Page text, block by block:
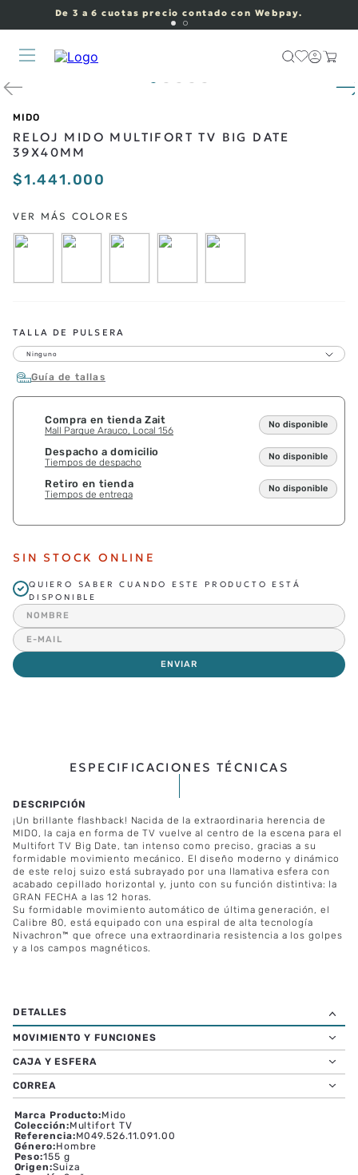
De 3 a 6 cuotas precio contado con Webpay.
MIDO
RELOJ MIDO MULTIFORT TV BIG DATE
39X40MM
$1.441.000
TALLA DE PULSERA
Ninguno
Guía de tallas
Compra en tienda Zait
Mall Parque Arauco, Local 156
No disponible
Despacho a domicilio
Tiempos de despacho
No disponible
Retiro en tienda
Tiempos de entrega
No disponible
SIN STOCK ONLINE
QUIERO SABER CUANDO ESTE PRODUCTO ESTÁ
DISPONIBLE
ENVIAR
ESPECIFICACIONES TÉCNICAS
¡Un brillante flashback! Nacida de la extraordinaria herencia de
MIDO, la caja en forma de TV vuelve al centro de la escena para el
Multifort TV Big Date, tan intenso como preciso, gracias a su
formidable movimiento mecánico. El diseño moderno y dinámico
de este reloj suizo está subrayado por una llamativa esfera con
acabado cepillado horizontal y, junto con su función distintiva: la
GRAN FECHA a las 12 horas.
Su formidable movimiento automático de última generación, el
Calibre 80, está equipado con una espiral de alta tecnología
Nivachron™ que ofrece una extraordinaria resistencia a los golpes
y a los campos magnéticos.
MOVIMIENTO Y FUNCIONES
CAJA Y ESFERA
CORREA
Marca Producto:Mido
Colección:Multifort TV
Referencia:M049.526.11.091.00
Género:Hombre
Peso:155 g
Origen:Suiza